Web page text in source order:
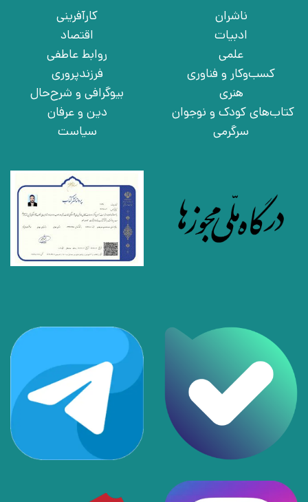
ناشران
ادبیات
علمی
کسب‌وکار و فناوری
هنری
کتاب‌های کودک و نوجوان
سرگرمی
کارآفرینی
اقتصاد
روابط عاطفی
فرزندپروری
بیوگرافی و شرح‌حال
دین و عرفان
سیاست